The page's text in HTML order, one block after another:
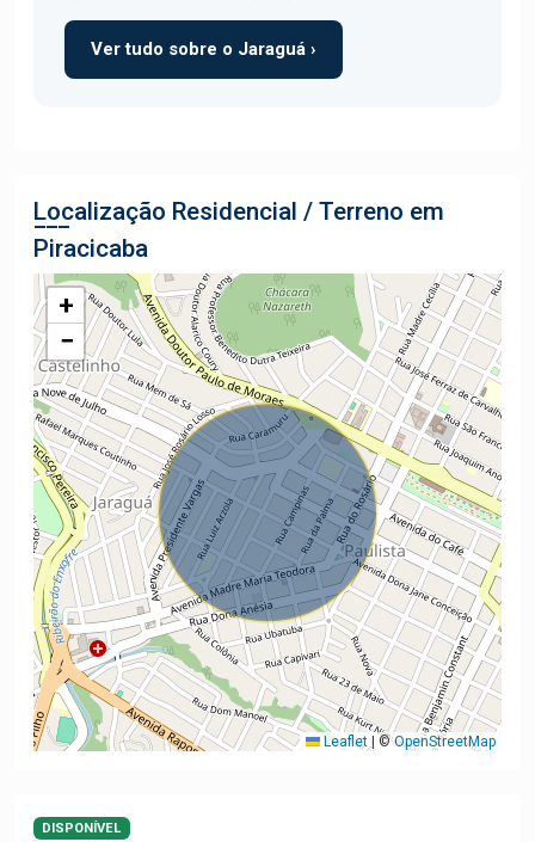
Ver tudo sobre o Jaraguá ›
Localização Residencial / Terreno em
Piracicaba
+
−
Leaflet ©OpenStreetMap
DISPONÍVEL